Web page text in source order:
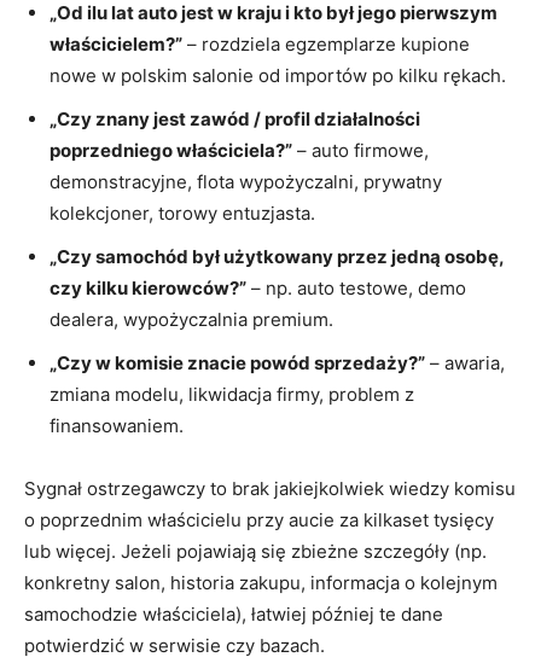
„Od ilu lat auto jest w kraju i kto był jego pierwszym
właścicielem?” – rozdziela egzemplarze kupione
nowe w polskim salonie od importów po kilku rękach.
„Czy znany jest zawód / profil działalności
poprzedniego właściciela?” – auto firmowe,
demonstracyjne, flota wypożyczalni, prywatny
kolekcjoner, torowy entuzjasta.
„Czy samochód był użytkowany przez jedną osobę,
czy kilku kierowców?” – np. auto testowe, demo
dealera, wypożyczalnia premium.
„Czy w komisie znacie powód sprzedaży?” – awaria,
zmiana modelu, likwidacja firmy, problem z
finansowaniem.
Sygnał ostrzegawczy to brak jakiejkolwiek wiedzy komisu
o poprzednim właścicielu przy aucie za kilkaset tysięcy
lub więcej. Jeżeli pojawiają się zbieżne szczegóły (np.
konkretny salon, historia zakupu, informacja o kolejnym
samochodzie właściciela), łatwiej później te dane
potwierdzić w serwisie czy bazach.